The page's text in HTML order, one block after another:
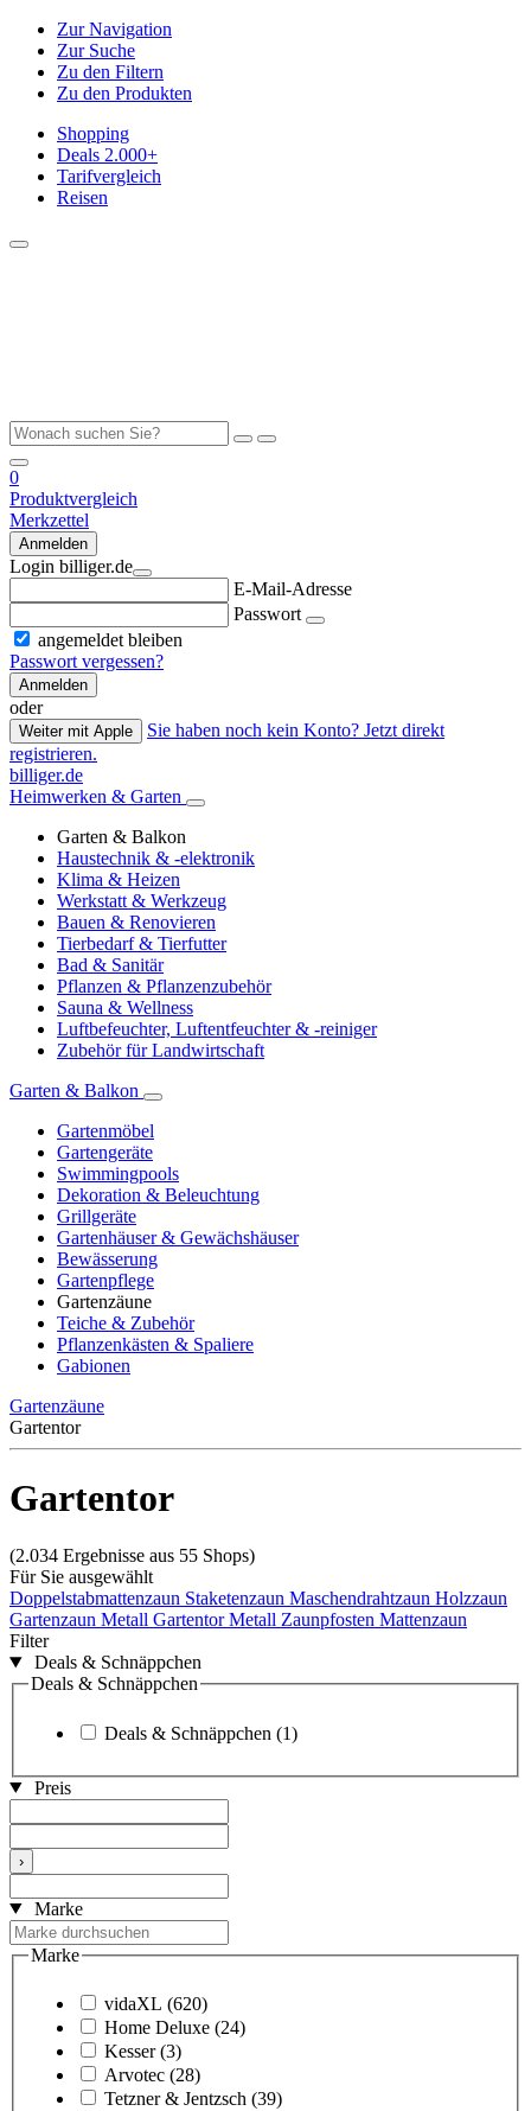
Zur Navigation
Zur Suche
Zu den Filtern
Zu den Produkten
Shopping
Deals 2.000+
Tarifvergleich
Reisen
0
Produktvergleich
Merkzettel
Anmelden
Login billiger.de
E-Mail-Adresse
Passwort
angemeldet bleiben
Passwort vergessen?
Anmelden
oder
Weiter mit Apple
Sie haben noch kein Konto? Jetzt direkt
registrieren.
billiger.de
Heimwerken & Garten
Garten & Balkon
Haustechnik & -elektronik
Klima & Heizen
Werkstatt & Werkzeug
Bauen & Renovieren
Tierbedarf & Tierfutter
Bad & Sanitär
Pflanzen & Pflanzenzubehör
Sauna & Wellness
Luftbefeuchter, Luftentfeuchter & -reiniger
Zubehör für Landwirtschaft
Garten & Balkon
Gartenmöbel
Gartengeräte
Swimmingpools
Dekoration & Beleuchtung
Grillgeräte
Gartenhäuser & Gewächshäuser
Bewässerung
Gartenpflege
Gartenzäune
Teiche & Zubehör
Pflanzenkästen & Spaliere
Gabionen
Gartenzäune
Gartentor
Gartentor
(2.034 Ergebnisse aus 55 Shops)
Für Sie ausgewählt
Doppelstabmattenzaun Staketenzaun Maschendrahtzaun Holzzaun
Gartenzaun Metall Gartentor Metall Zaunpfosten Mattenzaun
Filter
Deals & Schnäppchen
Deals & Schnäppchen
Deals & Schnäppchen (1)
Preis
›
Marke
Marke
vidaXL (620)
Home Deluxe (24)
Kesser (3)
Arvotec (28)
Tetzner & Jentzsch (39)